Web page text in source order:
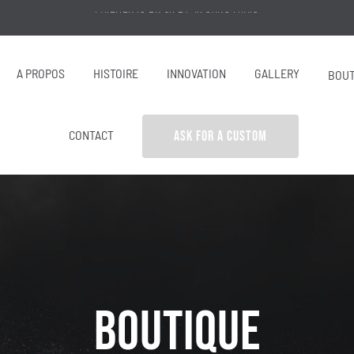
A PROPOS HISTOIRE INNOVATION GALLERY
CONTACT ASK FOR A CUSTOM
BOUTIQUE